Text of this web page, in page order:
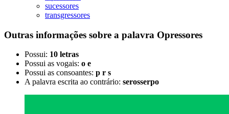
sucessores
transgressores
Outras informações sobre a palavra Opressores
Possui: 10 letras
Possui as vogais: o e
Possui as consoantes: p r s
A palavra escrita ao contrário: serosserpo